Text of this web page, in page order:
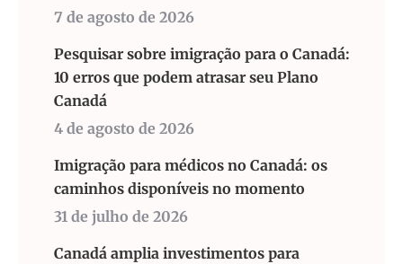
7 de agosto de 2026
Pesquisar sobre imigração para o Canadá:
10 erros que podem atrasar seu Plano
Canadá
4 de agosto de 2026
Imigração para médicos no Canadá: os
caminhos disponíveis no momento
31 de julho de 2026
Canadá amplia investimentos para